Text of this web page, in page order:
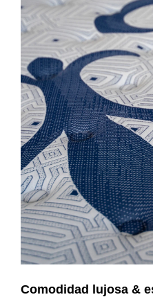
Comodidad lujosa &